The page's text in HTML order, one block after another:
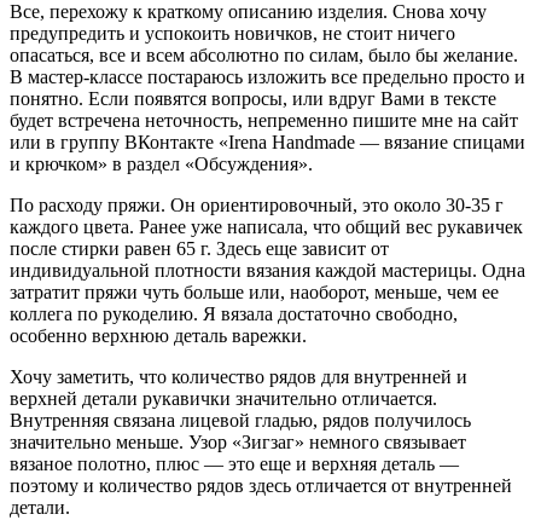
Все, перехожу к краткому описанию изделия. Снова хочу
предупредить и успокоить новичков, не стоит ничего
опасаться, все и всем абсолютно по силам, было бы желание.
В мастер-классе постараюсь изложить все предельно просто и
понятно. Если появятся вопросы, или вдруг Вами в тексте
будет встречена неточность, непременно пишите мне на сайт
или в группу ВКонтакте «Irena Handmade — вязание спицами
и крючком» в раздел «Обсуждения».
По расходу пряжи. Он ориентировочный, это около 30-35 г
каждого цвета. Ранее уже написала, что общий вес рукавичек
после стирки равен 65 г. Здесь еще зависит от
индивидуальной плотности вязания каждой мастерицы. Одна
затратит пряжи чуть больше или, наоборот, меньше, чем ее
коллега по рукоделию. Я вязала достаточно свободно,
особенно верхнюю деталь варежки.
Хочу заметить, что количество рядов для внутренней и
верхней детали рукавички значительно отличается.
Внутренняя связана лицевой гладью, рядов получилось
значительно меньше. Узор «Зигзаг» немного связывает
вязаное полотно, плюс — это еще и верхняя деталь —
поэтому и количество рядов здесь отличается от внутренней
детали.